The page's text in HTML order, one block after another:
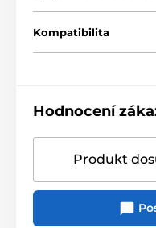
Kompatibilita
Hodnocení
Produkt